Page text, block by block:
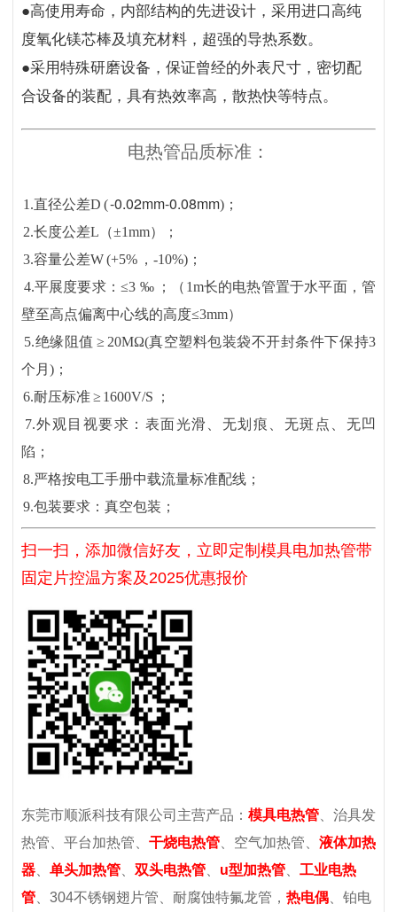
●高使用寿命，内部结构的先进设计，采用进口高纯
度氧化镁芯棒及填充材料，超强的导热系数。
●采用特殊研磨设备，保证曾经的外表尺寸，密切配
合设备的装配，具有热效率高，散热快等特点。
电热管品质标准：
1.直径公差D (-0.02mm-0.08mm)；
2.长度公差L（±1mm）；
3.容量公差W (+5% ，-10%)；
4.平展度要求：≤3 ‰ ；（1m长的电热管置于水平面，管
壁至高点偏离中心线的高度≤3mm）
5.绝缘阻值 ≥ 20MΩ(真空塑料包装袋不开封条件下保持3
个月)；
6.耐压标准 ≥ 1600V/S ；
7.外观目视要求：表面光滑、无划痕、无斑点、无凹
陷；
8.严格按电工手册中载流量标准配线；
9.包装要求：真空包装；
扫一扫，添加微信好友，立即定制模具电加热管带
固定片控温方案及2025优惠报价
东莞市顺派科技有限公司主营产品： 模具电热管、治具发
热管、平台加热管、 干烧电热管、空气加热管、 液体加热
器、 单头加热管、 双头电热管、 u型加热管、 工业电热
管、304不锈钢翅片管、耐腐蚀特氟龙管， 热电偶、铂电